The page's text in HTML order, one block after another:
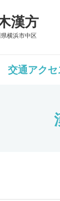
漢方
横浜市中区
交通アクセ